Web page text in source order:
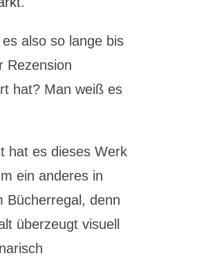
also so lange bis
Rezension
hat? Man weiß es
hat es dieses Werk
ein anderes in
Bücherregal, denn
überzeugt visuell